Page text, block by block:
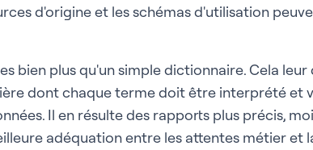
d'origine et les schémas d'utilisation
bien plus qu'un simple dictionnaire. Cela leur
dont chaque terme doit être interprété et
Il en résulte des rapports plus précis,
adéquation entre les attentes métier et